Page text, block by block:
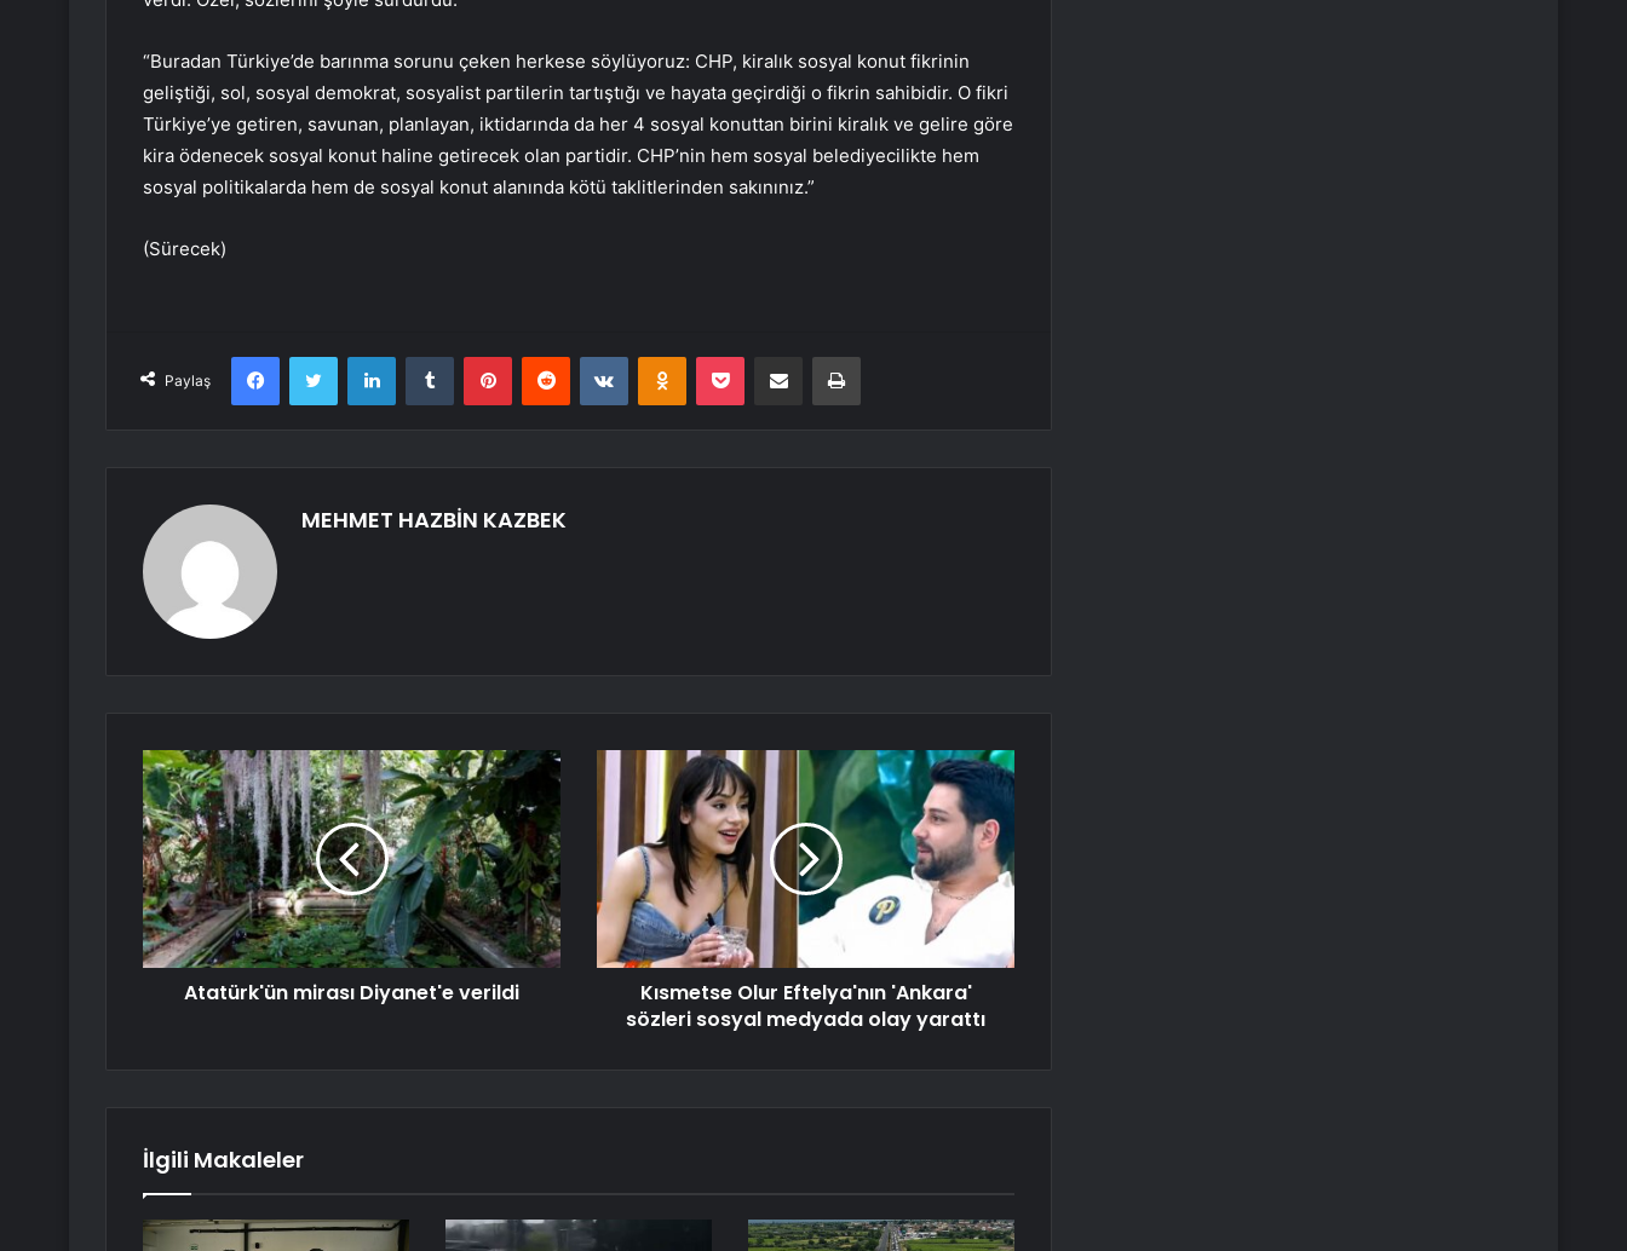
“Buradan Türkiye’de barınma sorunu çeken herkese söylüyoruz: CHP, kiralık sosyal konut fikrinin
geliştiği, sol, sosyal demokrat, sosyalist partilerin tartıştığı ve hayata geçirdiği o fikrin sahibidir. O fikri
Türkiye’ye getiren, savunan, planlayan, iktidarında da her 4 sosyal konuttan birini kiralık ve gelire göre
kira ödenecek sosyal konut haline getirecek olan partidir. CHP’nin hem sosyal belediyecilikte hem
sosyal politikalarda hem de sosyal konut alanında kötü taklitlerinden sakınınız.”
(Sürecek)
Paylaş
FacebookTwitter LinkedInTumblr PinterestReddit VKontakteOdnoklassniki
Pocket E-Posta ile paylaş Yazdır
MEHMET HAZBİN KAZBEK
Atatürk'ün mirası Diyanet'e verildi
Kısmetse Olur Eftelya'nın 'Ankara'
sözleri sosyal medyada olay yarattı
İlgili Makaleler